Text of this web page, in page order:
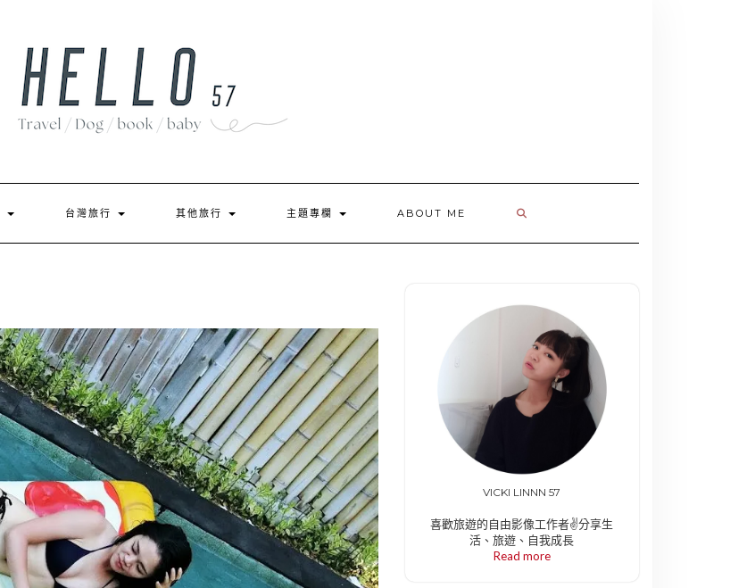
台灣旅行 其他旅行 主題專欄 ABOUT ME
VICKI LINNN 57
喜歡旅遊的自由影像工作者✌️分享生
活、旅遊、自我成長
Read more